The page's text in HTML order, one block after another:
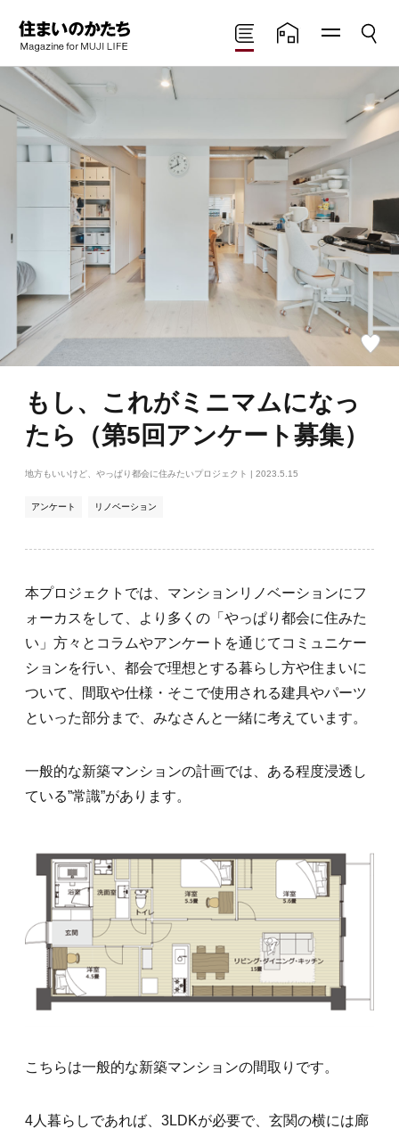
住まいのかたち
Magazine for MUJI
LIFE
メニ
検索
読みもの 住まいの実例
お
気
もし、これがミニマムになっ
たら（第5回アンケート募集）
地方もいいけど、やっぱり都会に住みたいプロジェクト | 2023.5.15
アンケート リノベーション
本プロジェクトでは、マンションリノベーションにフ
ォーカスをして、より多くの「やっぱり都会に住みた
い」方々とコラムやアンケートを通じてコミュニケー
ションを行い、都会で理想とする暮らし方や住まいに
ついて、間取や仕様・そこで使用される建具やパーツ
といった部分まで、みなさんと一緒に考えています。
一般的な新築マンションの計画では、ある程度浸透し
ている”常識”があります。
こちらは一般的な新築マンションの間取りです。
4人暮らしであれば、3LDKが必要で、玄関の横には廊